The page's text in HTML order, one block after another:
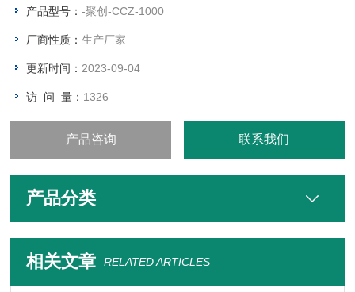
气体的作业场所。
产品型号：-聚创-CCZ-1000
厂商性质：生产厂家
更新时间： 2023-09-04
访 问 量： 1326
产品咨询 联系我们
产品分类
相关文章 RELATED ARTICLES